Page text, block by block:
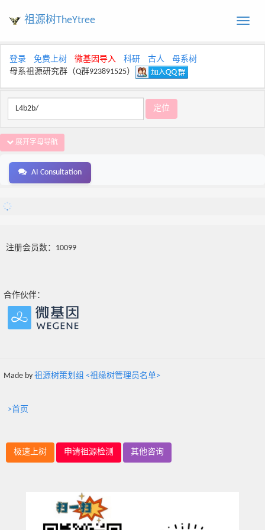
Toggle
祖源树TheYtree
登录 免费上树 微基因导入 科研 古人
母系树
母系祖源研究群（Q群923891525）
展开字母导航
AI Consultation
注册会员数：10099
合作伙伴：
Made by 祖源树策划组 <祖缘树管理员名单>
>首页
极速上树 申请祖源检测 其他咨询